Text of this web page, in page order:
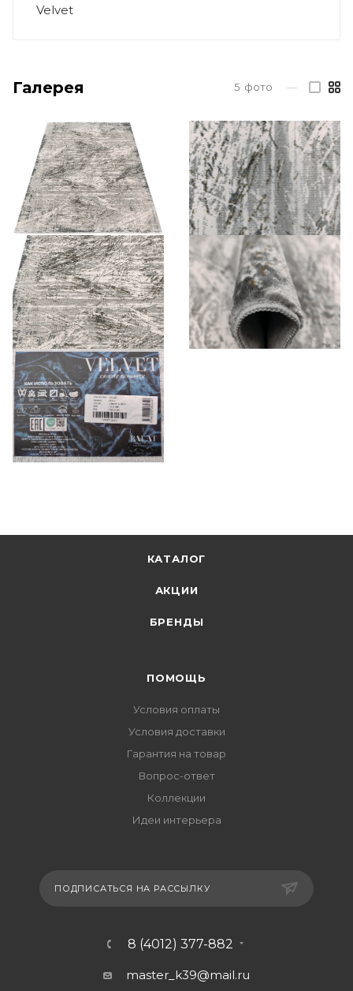
Velvet
Галерея 5 фото —
КАТАЛОГ
АКЦИИ
БРЕНДЫ
ПОМОЩЬ
Условия оплаты
Условия доставки
Гарантия на товар
Вопрос-ответ
Коллекции
Идеи интерьера
ПОДПИСАТЬСЯ НА РАССЫЛКУ
8 (4012) 377-882
master_k39@mail.ru